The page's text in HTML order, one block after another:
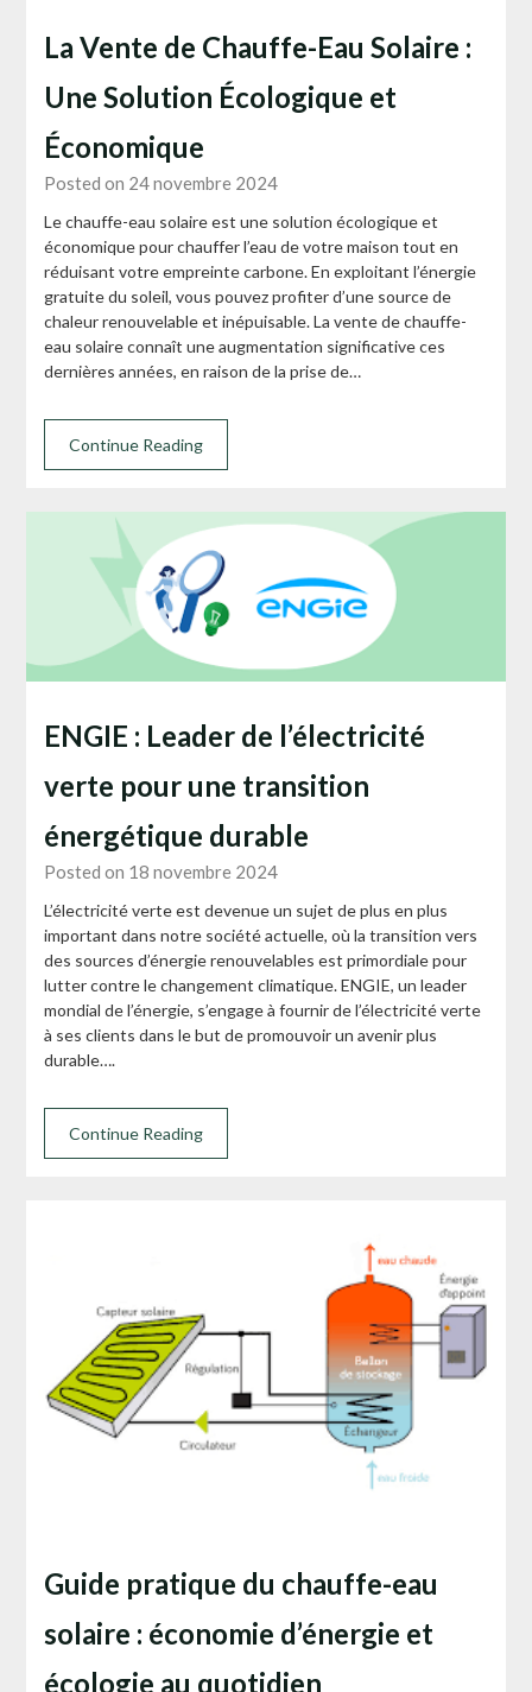
La Vente de Chauffe-Eau Solaire :
Une Solution Écologique et
Économique
Posted on 24 novembre 2024
Le chauffe-eau solaire est une solution écologique et
économique pour chauffer l’eau de votre maison tout en
réduisant votre empreinte carbone. En exploitant l’énergie
gratuite du soleil, vous pouvez profiter d’une source de
chaleur renouvelable et inépuisable. La vente de chauffe-
eau solaire connaît une augmentation significative ces
dernières années, en raison de la prise de…
Continue Reading
ENGIE : Leader de l’électricité
verte pour une transition
énergétique durable
Posted on 18 novembre 2024
L’électricité verte est devenue un sujet de plus en plus
important dans notre société actuelle, où la transition vers
des sources d’énergie renouvelables est primordiale pour
lutter contre le changement climatique. ENGIE, un leader
mondial de l’énergie, s’engage à fournir de l’électricité verte
à ses clients dans le but de promouvoir un avenir plus
durable….
Continue Reading
Guide pratique du chauffe-eau
solaire : économie d’énergie et
écologie au quotidien